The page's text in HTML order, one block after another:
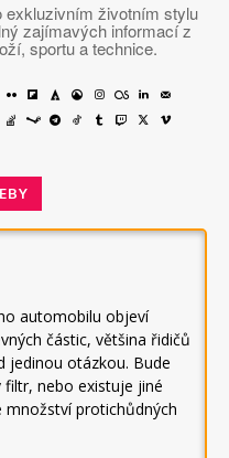
exkluzivním životním stylu
zajímavých informací z
sportu a technice.
automobilu objeví
částic, většina řidičů
jedinou otázkou. Bude
nebo existuje jiné
množství protichůdných